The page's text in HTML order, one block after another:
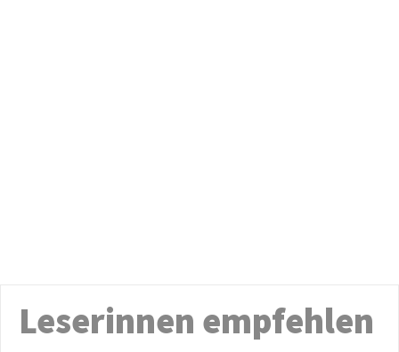
Leserinnen empfehlen